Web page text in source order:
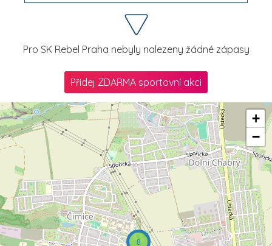
Pro SK Rebel Praha nebyly nalezeny žádné zápasy
Přidej ZDARMA sportovní akci
8
+
−